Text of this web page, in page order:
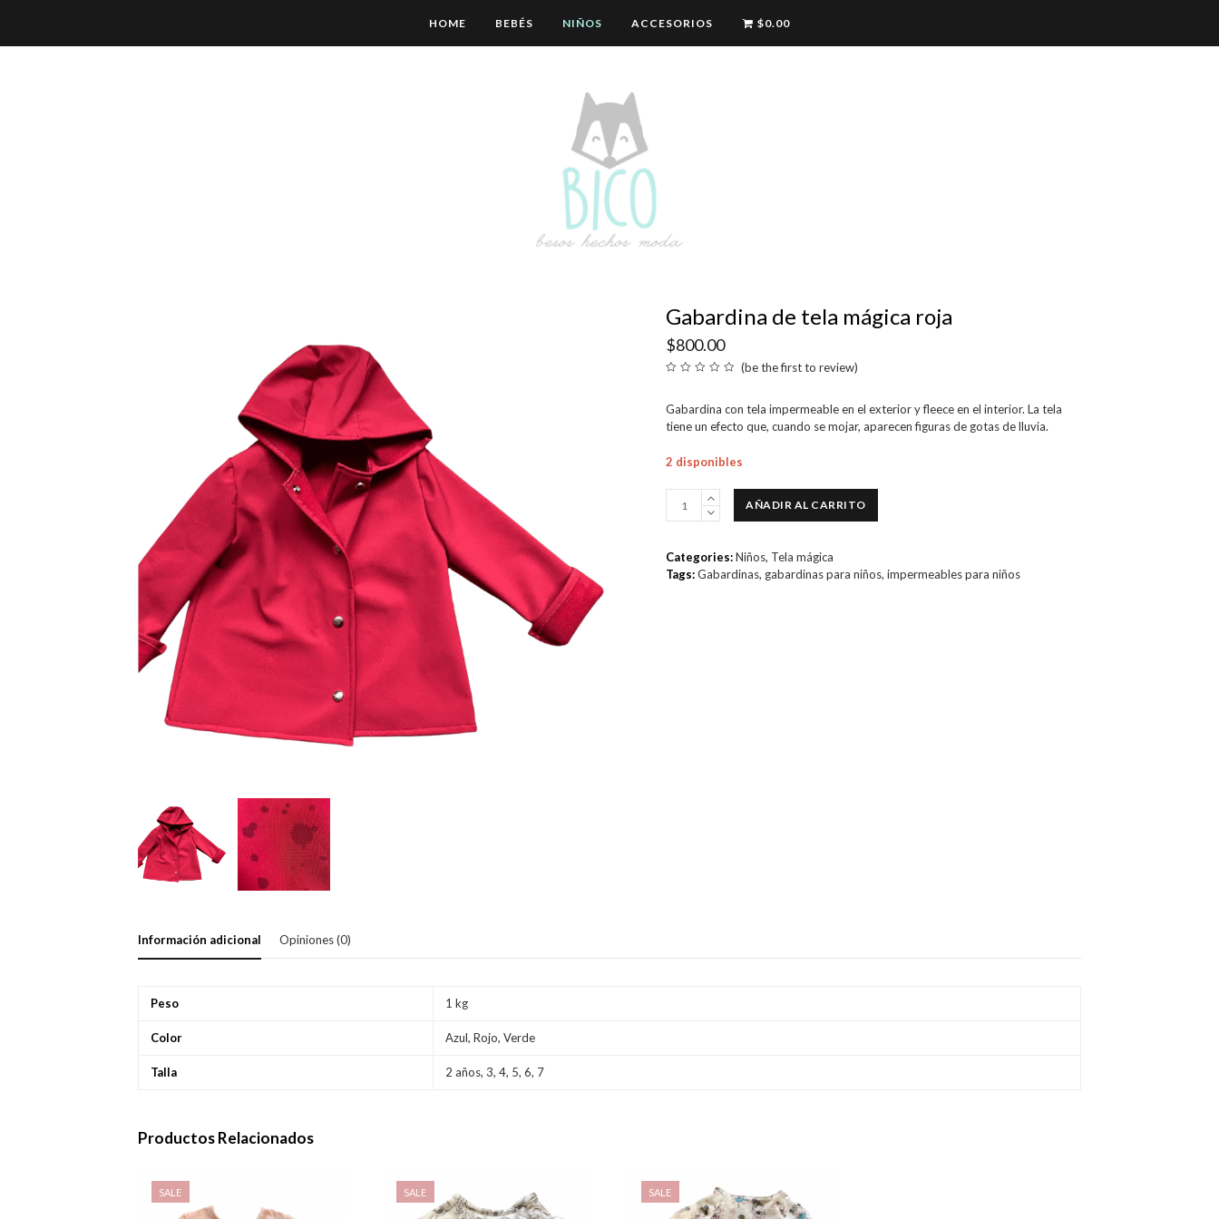
HOME BEBÉS NIÑOS ACCESORIOS $0.00
Gabardina de tela mágica roja
$800.00
de
5
(be the first to review)
Gabardina con tela impermeable en el exterior y fleece en el interior. La tela
tiene un efecto que, cuando se mojar, aparecen figuras de gotas de lluvia.
2 disponibles
Gabardina
roja
cantidad
AÑADIR AL CARRITO
Categories: Niños, Tela mágica
Tags: Gabardinas, gabardinas para niños,impermeables para niños
Información adicional Opiniones (0)
Peso 1 kg
Color Azul, Rojo, Verde
Talla 2 años, 3, 4, 5, 6, 7
Productos Relacionados
SALE SALE SALE